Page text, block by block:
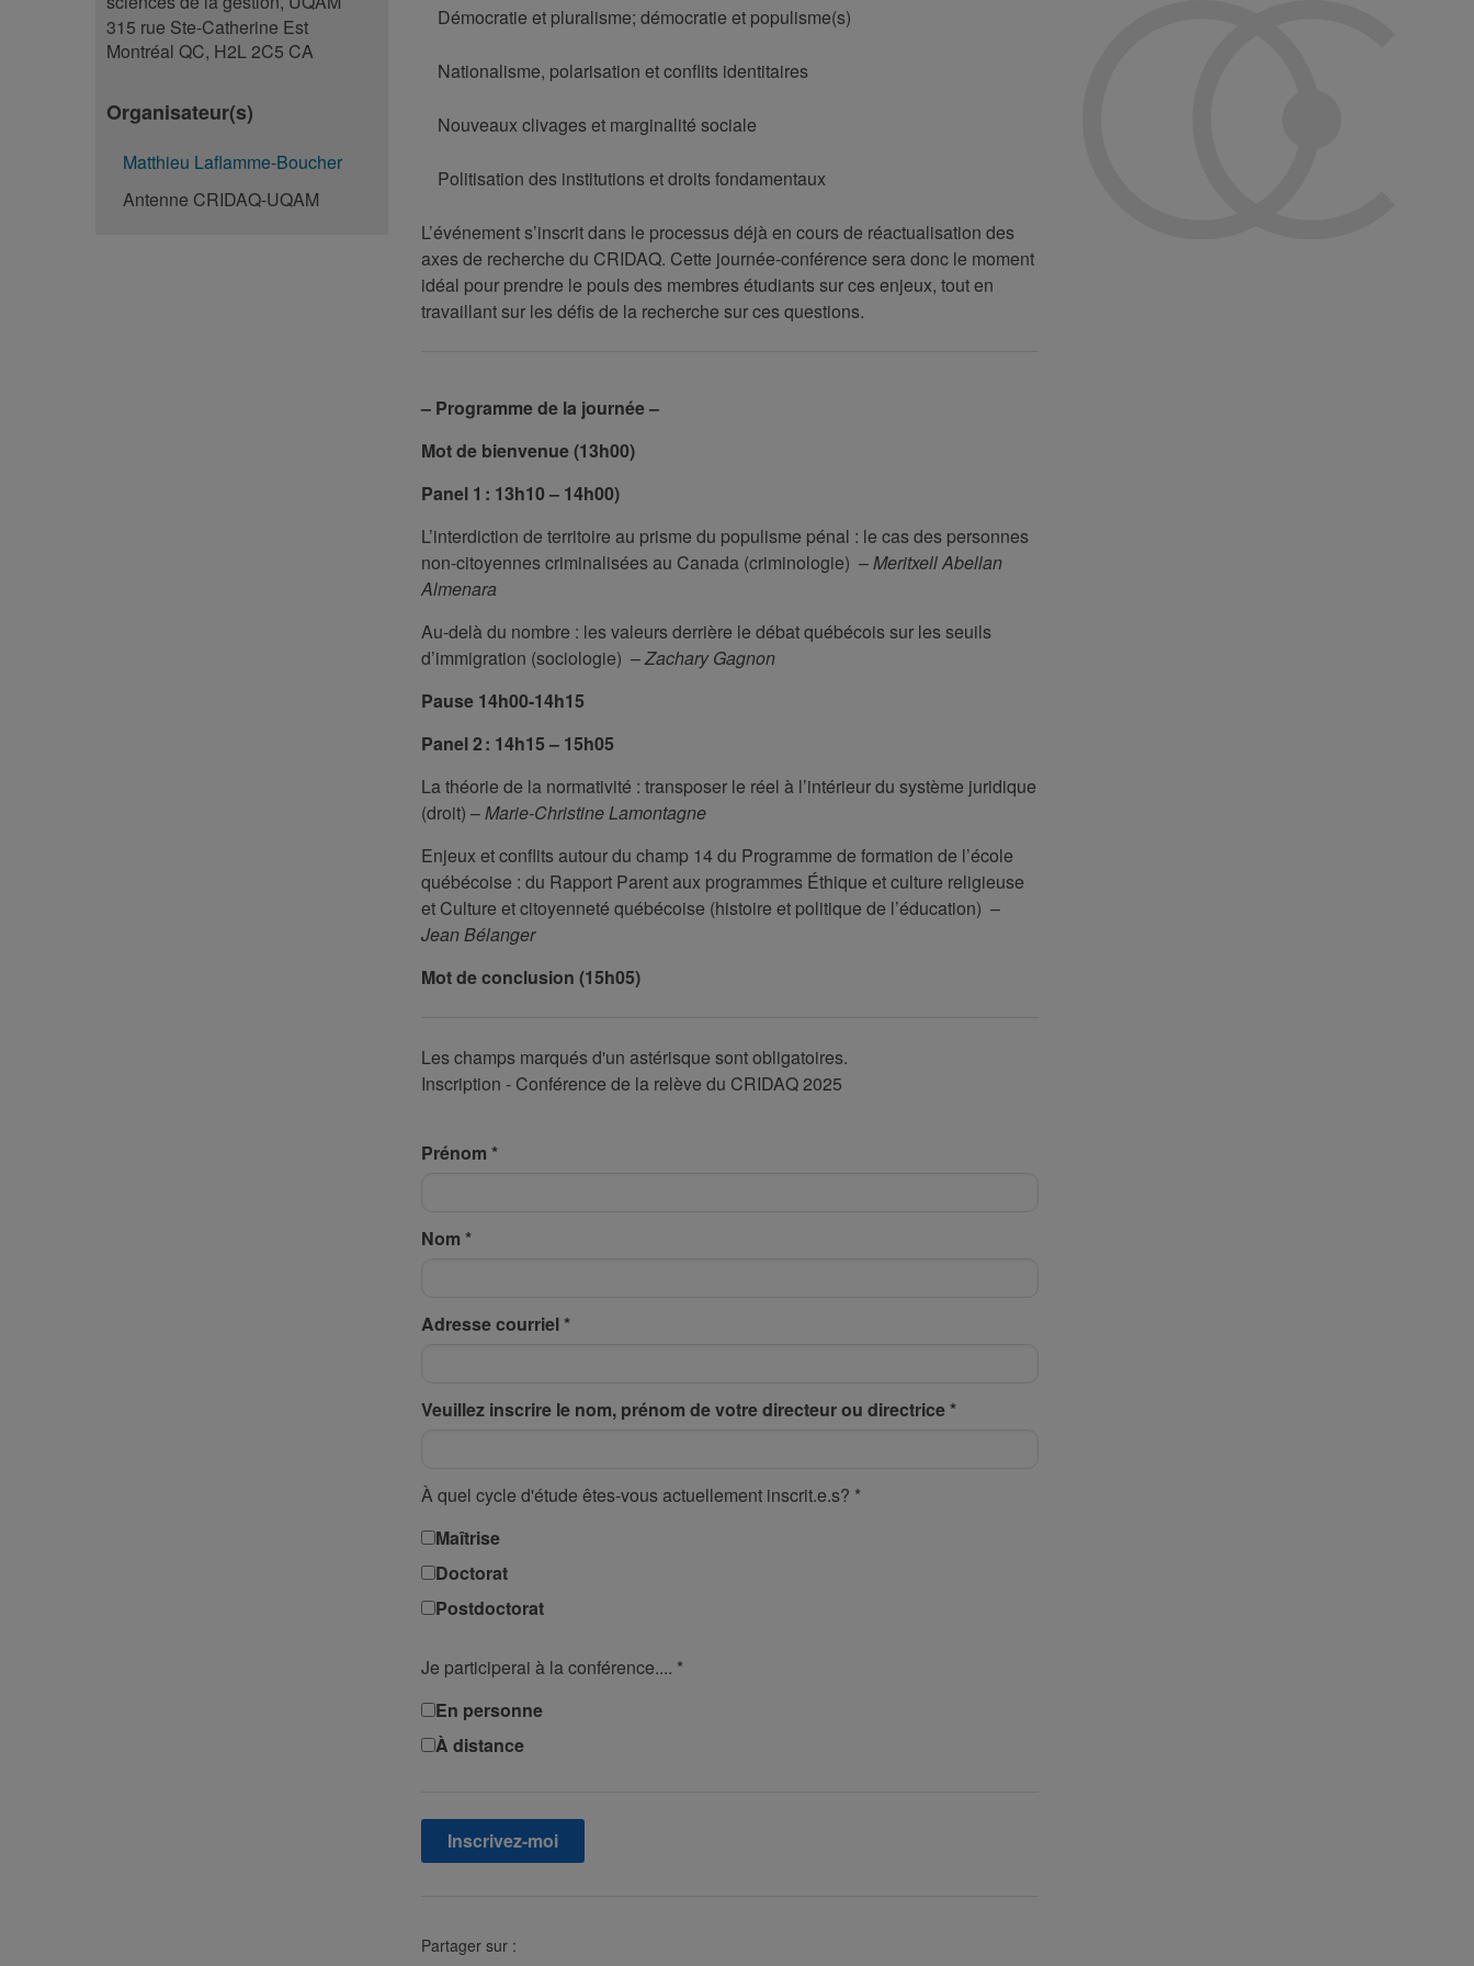
315 rue Ste-Catherine Est
Montréal QC, H2L 2C5 CA
Organisateur(s)
Matthieu Laflamme-Boucher
Antenne CRIDAQ-UQAM
Démocratie et pluralisme; démocratie et populisme(s)
Nationalisme, polarisation et conflits identitaires
Nouveaux clivages et marginalité sociale
Politisation des institutions et droits fondamentaux
L’événement s’inscrit dans le processus déjà en cours de réactualisation des
axes de recherche du CRIDAQ. Cette journée-conférence sera donc le moment
idéal pour prendre le pouls des membres étudiants sur ces enjeux, tout en
travaillant sur les défis de la recherche sur ces questions.
– Programme de la journée –
Mot de bienvenue (13h00)
Panel 1 : 13h10 – 14h00)
L’interdiction de territoire au prisme du populisme pénal : le cas des personnes
non-citoyennes criminalisées au Canada (criminologie) –Meritxell Abellan
Almenara
Au-delà du nombre : les valeurs derrière le débat québécois sur les seuils
d’immigration (sociologie) –Zachary Gagnon
Pause 14h00-14h15
Panel 2 : 14h15 – 15h05
La théorie de la normativité : transposer le réel à l’intérieur du système juridique
(droit) –Marie-Christine Lamontagne
Enjeux et conflits autour du champ 14 du Programme de formation de l’école
québécoise : du Rapport Parent aux programmes Éthique et culture religieuse
et Culture et citoyenneté québécoise (histoire et politique de l’éducation) –
Jean Bélanger
Mot de conclusion (15h05)
Les champs marqués d'un astérisque sont obligatoires.
Inscription - Conférence de la relève du CRIDAQ 2025
Prénom *
Nom *
Adresse courriel*
Veuillez inscrire le nom, prénom de votre directeur ou directrice*
À quel cycle d'étude êtes-vous actuellement inscrit.e.s? *
Maîtrise
Doctorat
Postdoctorat
Je participerai à la conférence.... *
En personne
À distance
Partager sur :